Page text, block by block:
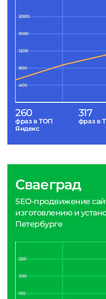
260
фраз в ТОП
Яндекс
317
фраз в
Сваеград
SEO-продвижение
изготовлению и
Петербурге